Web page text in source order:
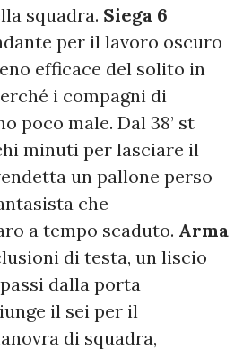
squadra. Siega 6
per il lavoro oscuro
efficace del solito in
i compagni di
poco male. Dal 38’ st
minuti per lasciare il
un pallone perso
che
a tempo scaduto. Arma
di testa, un liscio
dalla porta
il sei per il
di squadra,